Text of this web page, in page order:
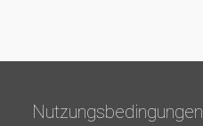
Nutzungsbedingungen